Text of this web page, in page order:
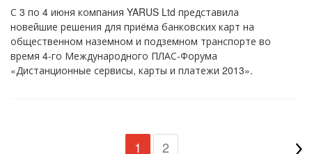
С 3 по 4 июня компания YARUS Ltd представила
новейшие решения для приёма банковских карт на
общественном наземном и подземном транспорте во
время 4-го Международного ПЛАС-Форума
«Дистанционные сервисы, карты и платежи 2013».
1 2